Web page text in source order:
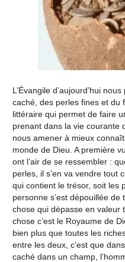
L’Évangile d’aujourd’hui
caché, des perles fines et du
littéraire qui permet de faire
prenant dans la vie courante
nous amener à mieux
monde de Dieu. A première
ont l’air de se ressembler :
perles, il s’en va vendre tout
qui contient le trésor, soit les
personne s’est dépouillée
chose qui dépasse en valeur
chose c’est le Royaume de
bien plus que toutes les
entre les deux, c’est que
caché dans un champ,